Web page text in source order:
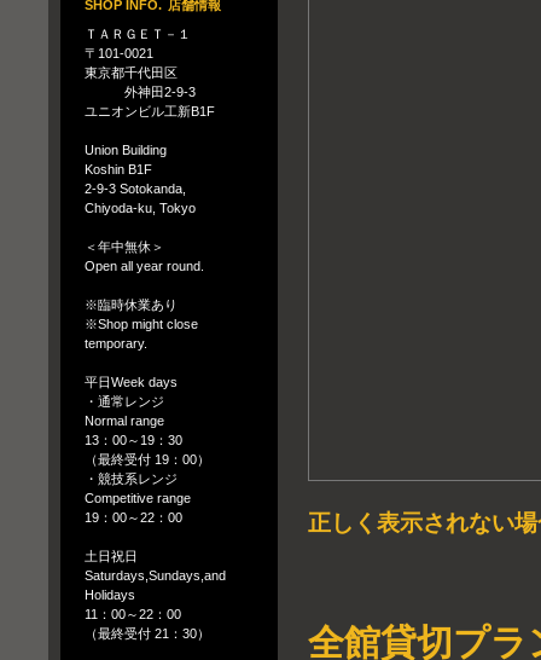
正しく表示されない
全館貸切プラ
SHOP INFO. 店舗情報
ＴＡＲＧＥＴ－１
〒101-0021
東京都千代田区
外神田2-9-3
ユニオンビル工新B1F
Union Building
Koshin B1F
2-9-3 Sotokanda,
Chiyoda-ku, Tokyo
＜年中無休＞
Open all year round.
※臨時休業あり
※Shop might close
temporary.
平日Week days
・通常レンジ
Normal range
13：00～19：30
（最終受付 19：00）
・競技系レンジ
Competitive range
19：00～22：00
土日祝日
Saturdays,Sundays,and
Holidays
11：00～22：00
（最終受付 21：30）